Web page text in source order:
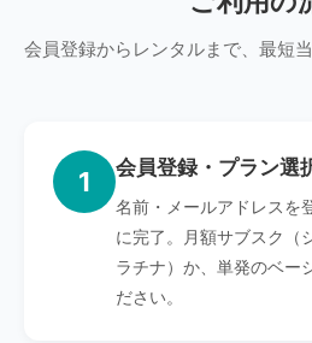
会員登録からレンタルまで、最短
1 会員登録・プラン選
名前・メールアドレスを
に完了。月額サブスク（
ラチナ）か、単発のベー
ださい。